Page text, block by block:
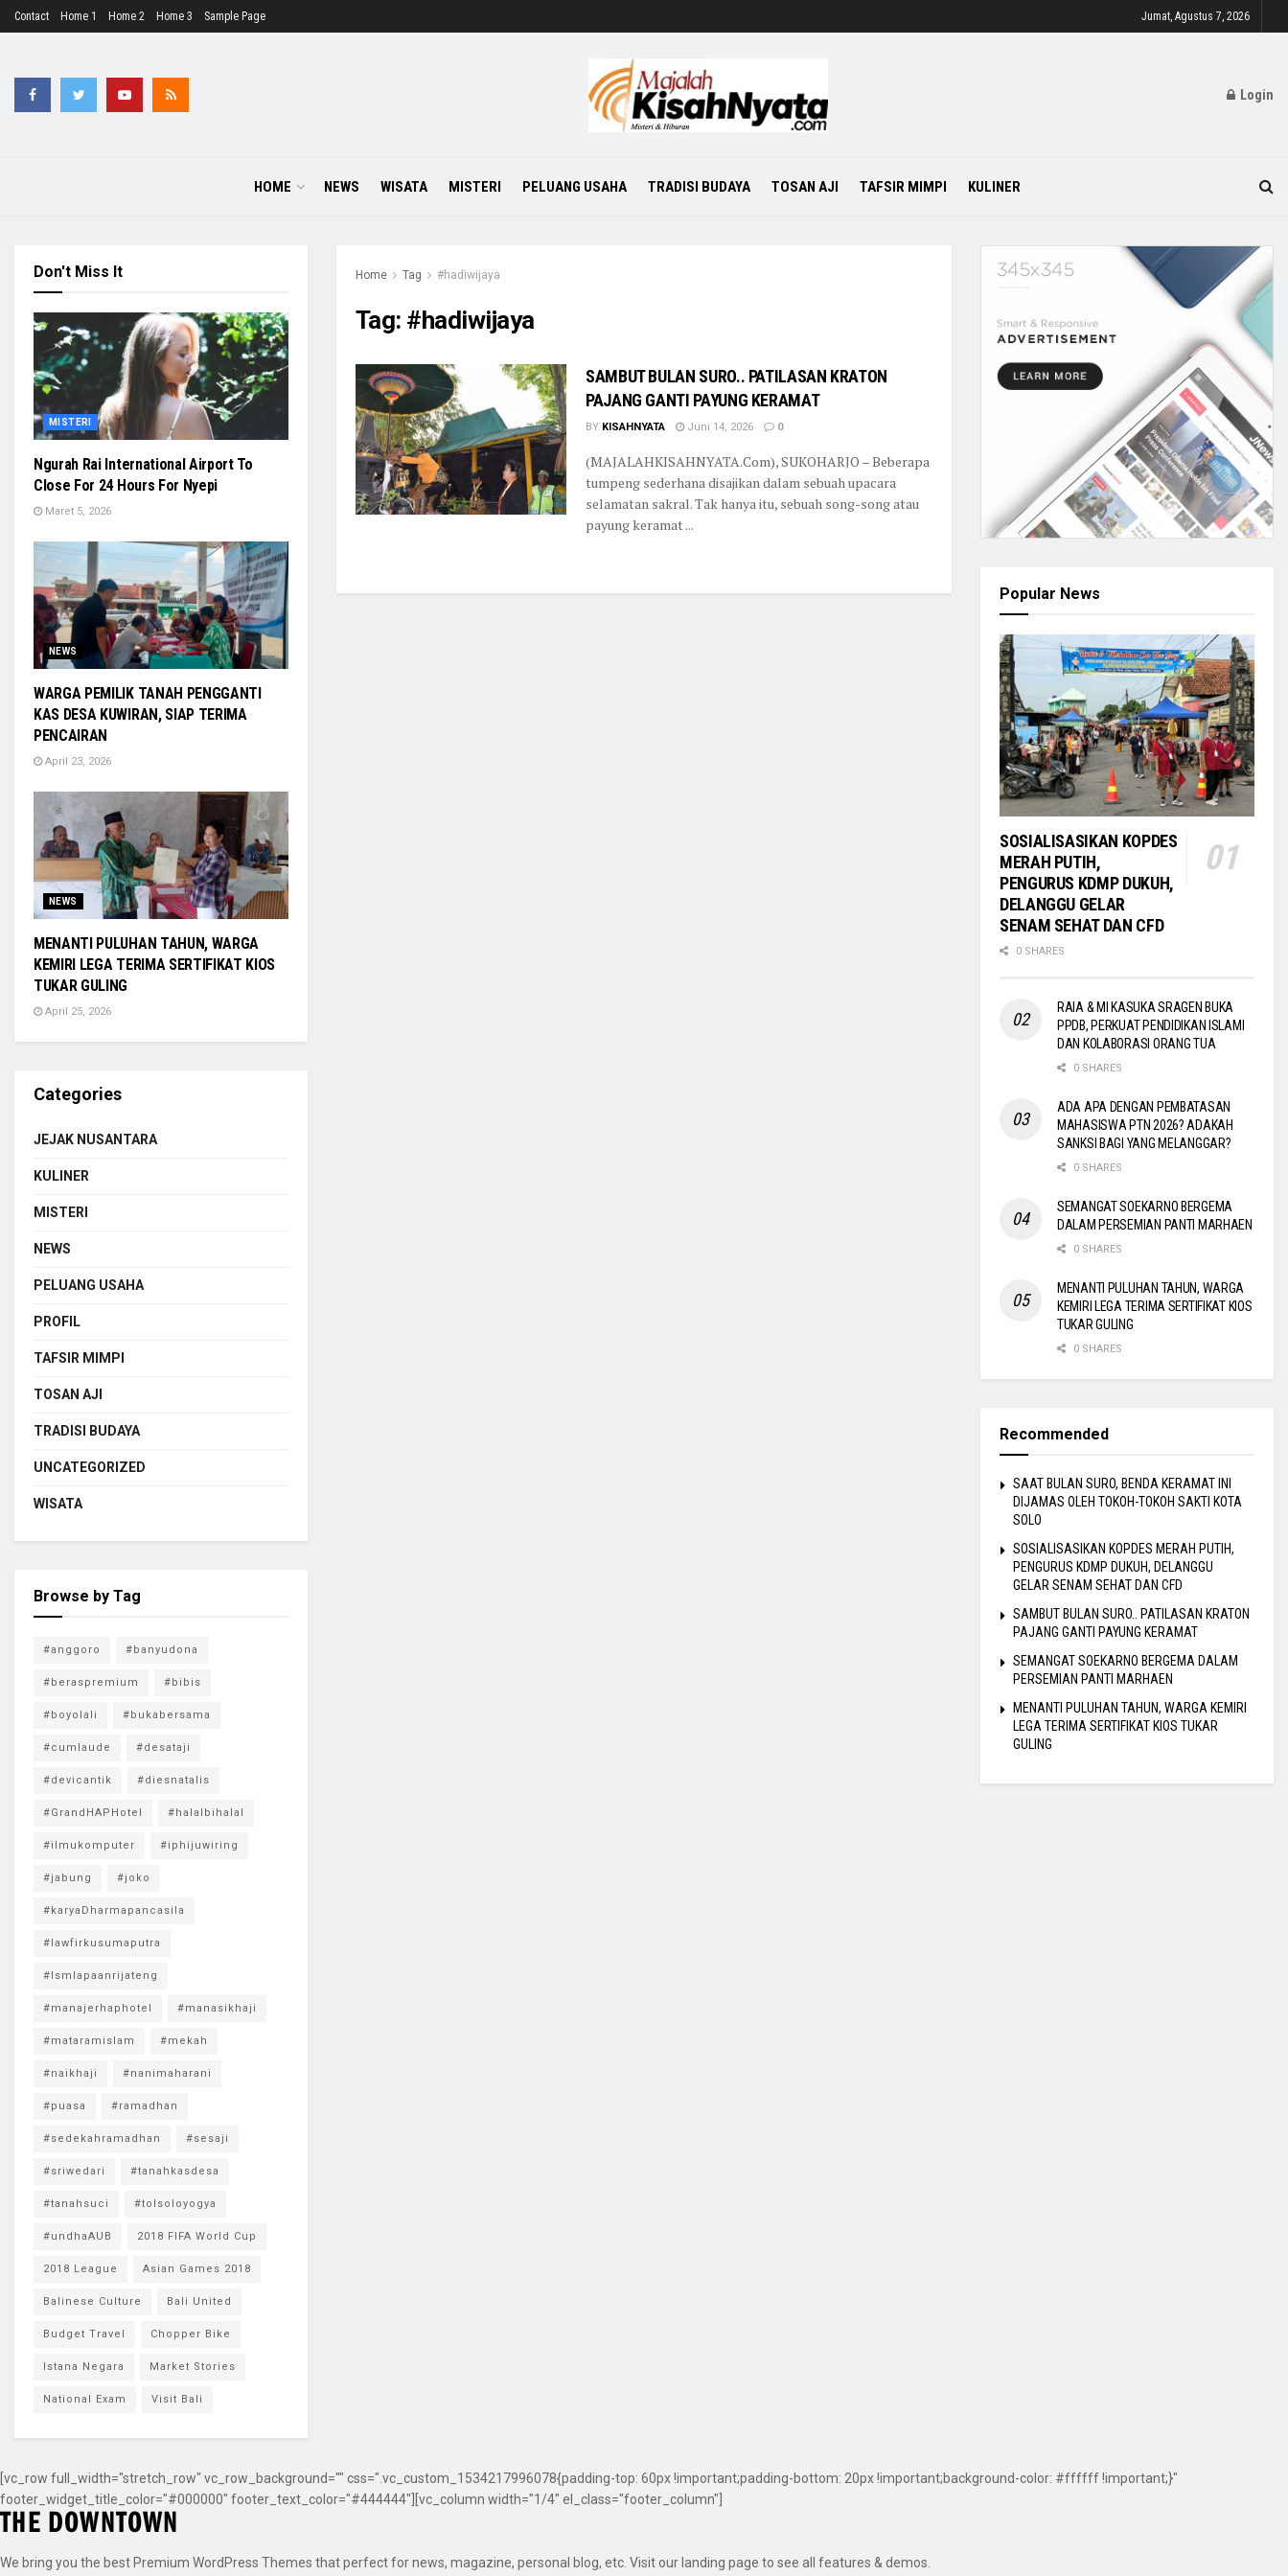
Contact Home 1 Home 2 Home 3 Sample Page Jumat, Agustus 7, 2026
Login
HOME NEWS WISATA MISTERI PELUANG USAHA TRADISI BUDAYA TOSAN AJI TAFSIR MIMPI KULINER
Home Tag #hadiwijaya
Tag: #hadiwijaya
SAMBUT BULAN SURO.. PATILASAN KRATON
PAJANG GANTI PAYUNG KERAMAT
BY KISAHNYATA Juni 14, 2026 0
(MAJALAHKISAHNYATA.Com), SUKOHARJO – Beberapa
tumpeng sederhana disajikan dalam sebuah upacara
selamatan sakral. Tak hanya itu, sebuah song-song atau
payung keramat ...
Don't Miss It
MISTERI
Ngurah Rai International Airport To
Close For 24 Hours For Nyepi
Maret 5, 2026
NEWS
WARGA PEMILIK TANAH PENGGANTI
KAS DESA KUWIRAN, SIAP TERIMA
PENCAIRAN
April 23, 2026
NEWS
MENANTI PULUHAN TAHUN, WARGA
KEMIRI LEGA TERIMA SERTIFIKAT KIOS
TUKAR GULING
April 25, 2026
Categories
JEJAK NUSANTARA
KULINER
MISTERI
NEWS
PELUANG USAHA
PROFIL
TAFSIR MIMPI
TOSAN AJI
TRADISI BUDAYA
UNCATEGORIZED
WISATA
Browse by Tag
#anggoro #banyudona
#beraspremium #bibis
#boyolali #bukabersama
#cumlaude #desataji
#devicantik #diesnatalis
#GrandHAPHotel #halalbihalal
#ilmukomputer #iphijuwiring
#jabung #joko
#karyaDharmapancasila
#lawfirkusumaputra
#lsmlapaanrijateng
#manajerhaphotel #manasikhaji
#mataramislam #mekah
#naikhaji #nanimaharani
#puasa #ramadhan
#sedekahramadhan #sesaji
#sriwedari #tanahkasdesa
#tanahsuci #tolsoloyogya
#undhaAUB 2018 FIFA World Cup
2018 League Asian Games 2018
Balinese Culture Bali United
Budget Travel Chopper Bike
Istana Negara Market Stories
National Exam Visit Bali
Popular News
SOSIALISASIKAN KOPDES
MERAH PUTIH,
PENGURUS KDMP DUKUH,
DELANGGU GELAR
SENAM SEHAT DAN CFD
0 SHARES
RAIA & MI KASUKA SRAGEN BUKA
PPDB, PERKUAT PENDIDIKAN ISLAMI
DAN KOLABORASI ORANG TUA
0 SHARES
ADA APA DENGAN PEMBATASAN
MAHASISWA PTN 2026? ADAKAH
SANKSI BAGI YANG MELANGGAR?
0 SHARES
SEMANGAT SOEKARNO BERGEMA
DALAM PERSEMIAN PANTI MARHAEN
0 SHARES
MENANTI PULUHAN TAHUN, WARGA
KEMIRI LEGA TERIMA SERTIFIKAT KIOS
TUKAR GULING
0 SHARES
Recommended
SAAT BULAN SURO, BENDA KERAMAT INI
DIJAMAS OLEH TOKOH-TOKOH SAKTI KOTA
SOLO
SOSIALISASIKAN KOPDES MERAH PUTIH,
PENGURUS KDMP DUKUH, DELANGGU
GELAR SENAM SEHAT DAN CFD
SAMBUT BULAN SURO.. PATILASAN KRATON
PAJANG GANTI PAYUNG KERAMAT
SEMANGAT SOEKARNO BERGEMA DALAM
PERSEMIAN PANTI MARHAEN
MENANTI PULUHAN TAHUN, WARGA KEMIRI
LEGA TERIMA SERTIFIKAT KIOS TUKAR
GULING
[vc_row full_width="stretch_row" vc_row_background="" css=".vc_custom_1534217996078{padding-top: 60px !important;padding-bottom: 20px !important;background-color: #ffffff !important;}"
footer_widget_title_color="#000000" footer_text_color="#444444"][vc_column width="1/4" el_class="footer_column"]
We bring you the best Premium WordPress Themes that perfect for news, magazine, personal blog, etc. Visit our landing page to see all features & demos.